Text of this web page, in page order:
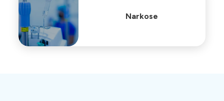
Narkose